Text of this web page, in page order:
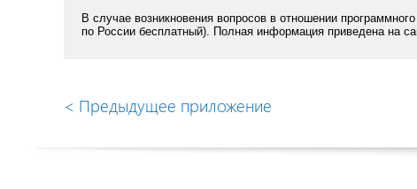
В случае возникновения вопросов в отношении
по России бесплатный). Полная информация приведена на
< Предыдущее приложение